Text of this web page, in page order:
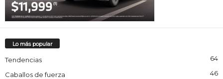
Lo más popular
Tendencias 64
Caballos de fuerza 46